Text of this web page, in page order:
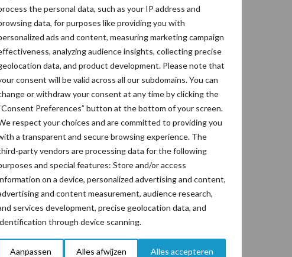
the personal data, such as your IP address and
data, for purposes like providing you with
ads and content, measuring marketing campaign
analyzing audience insights, collecting precise
data, and product development. Please note that
consent will be valid across all our subdomains. You can
or withdraw your consent at any time by clicking the
Preferences” button at the bottom of your screen.
respect your choices and are committed to providing you
a transparent and secure browsing experience. The
party vendors are processing data for the following
and special features: Store and/or access
on a device, personalized advertising and content,
and content measurement, audience research,
services development, precise geolocation data, and
through device scanning.
Aanpassen Alles afwijzen Alles accepteren
aanwezig, maar deze is met het oog
zijn er verdere onderzoeken nodig,
het uitvoeren van een CMT test. Een
dat hoger is dan 200.000 cellen/ml.
voorheen gezonde koe, maar kunnen ook het
Daarnaast kunnen subklinische
van een uierontsteking.
mastitis
infectie zich gedraagt, kan mastitis grofweg
of de omgevingsgebonden mastitis.
door bacteriën die goed kunnen overleven